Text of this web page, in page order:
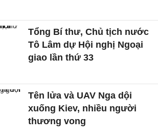
Tổng Bí thư, Chủ tịch nước
Tô Lâm dự Hội nghị Ngoại
giao lần thứ 33
Tên lửa và UAV Nga dội
xuống Kiev, nhiều người
thương vong